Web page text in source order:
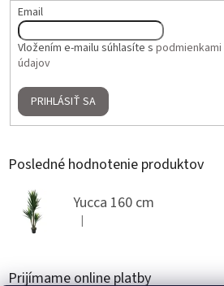
Email
Vložením e-mailu súhlasíte s
údajov
PRIHLÁSIŤ SA
Posledné hodnotenie produktov
Yucca 160 cm
Hodnotenie produktu je 5 z 5
|
Prijímame online platby